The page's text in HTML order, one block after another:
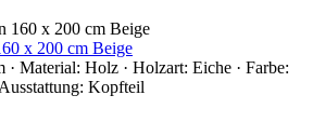
x 200 cm Beige
Material: Holz · Holzart: Eiche · Farbe:
Kopfteil